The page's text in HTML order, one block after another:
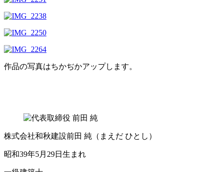
作品の写真はちかぢかアップします。
株式会社和秋建設前田 純 （まえだ ひとし）
昭和39年5月29日生まれ